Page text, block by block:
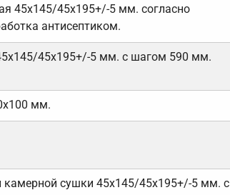
45х145/45х195+/-5 мм. согласно
антисептиком.
45х195+/-5 мм. с шагом 590 мм.
мм.
камерной сушки 45х145/45х195+/-5 мм. с